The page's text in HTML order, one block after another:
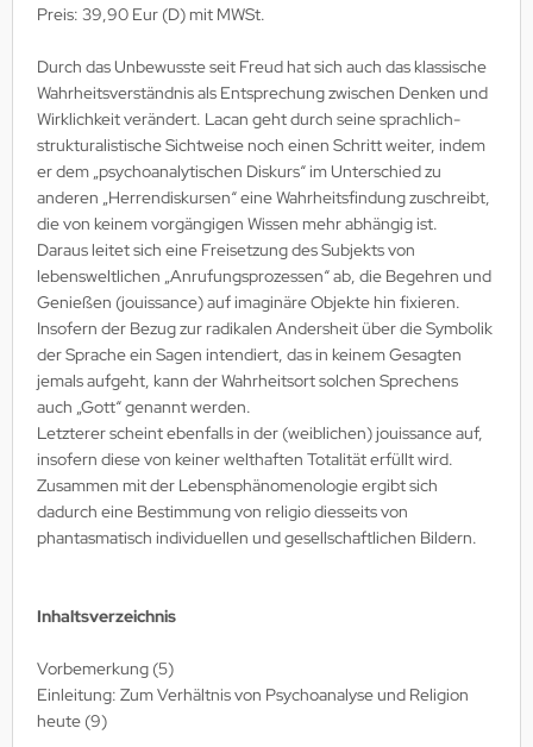
Preis: 39,90 Eur (D) mit MWSt.
Durch das Unbewusste seit Freud hat sich auch das klassische
Wahrheitsverständnis als Entsprechung zwischen Denken und
Wirklichkeit verändert. Lacan geht durch seine sprachlich-
strukturalistische Sichtweise noch einen Schritt weiter, indem
er dem „psychoanalytischen Diskurs“ im Unterschied zu
anderen „Herrendiskursen“ eine Wahrheitsfindung zuschreibt,
die von keinem vorgängigen Wissen mehr abhängig ist.
Daraus leitet sich eine Freisetzung des Subjekts von
lebensweltlichen „Anrufungsprozessen“ ab, die Begehren und
Genießen (jouissance) auf imaginäre Objekte hin fixieren.
Insofern der Bezug zur radikalen Andersheit über die Symbolik
der Sprache ein Sagen intendiert, das in keinem Gesagten
jemals aufgeht, kann der Wahrheitsort solchen Sprechens
auch „Gott“ genannt werden.
Letzterer scheint ebenfalls in der (weiblichen) jouissance auf,
insofern diese von keiner welthaften Totalität erfüllt wird.
Zusammen mit der Lebensphänomenologie ergibt sich
dadurch eine Bestimmung von religio diesseits von
phantasmatisch individuellen und gesellschaftlichen Bildern.
Inhaltsverzeichnis
Vorbemerkung (5)
Einleitung: Zum Verhältnis von Psychoanalyse und Religion
heute (9)